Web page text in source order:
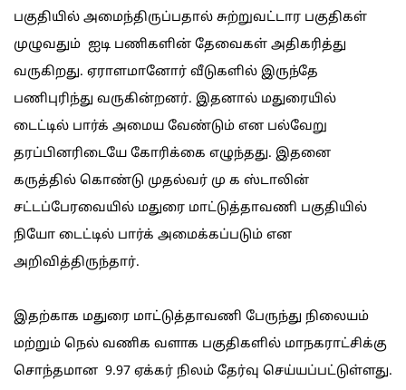
பகுதியில் அமைந்திருப்பதால் சுற்றுவட்டார பகுதிகள்
முழுவதும் ஐடி பணிகளின் தேவைகள் அதிகரித்து
வருகிறது. ஏராளமானோர் வீடுகளில் இருந்தே
பணிபுரிந்து வருகின்றனர். இதனால் மதுரையில்
டைட்டில் பார்க் அமைய வேண்டும் என பல்வேறு
தரப்பினரிடையே கோரிக்கை எழுந்தது. இதனை
கருத்தில் கொண்டு முதல்வர் மு க ஸ்டாலின்
சட்டப்பேரவையில் மதுரை மாட்டுத்தாவணி பகுதியில்
நியோ டைட்டில் பார்க் அமைக்கப்படும் என
அறிவித்திருந்தார்.
இதற்காக மதுரை மாட்டுத்தாவணி பேருந்து நிலையம்
மற்றும் நெல் வணிக வளாக பகுதிகளில் மாநகராட்சிக்கு
சொந்தமான 9.97 ஏக்கர் நிலம் தேர்வு செய்யப்பட்டுள்ளது.